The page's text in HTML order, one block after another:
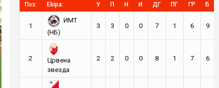
Поз: Ekipa: У П Н И ДГ ПГ ГР Б
1
ИМТ
(НБ)
3 3 0 0 7 1 6 9
2
Црвена
звезда
2 2 0 0 8 1 7 6